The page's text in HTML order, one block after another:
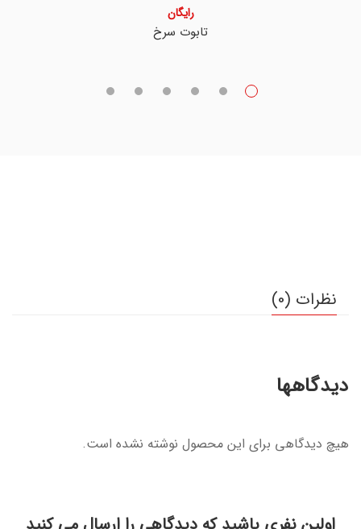
تابوت سرخ
رایگان
نظرات (0)
دیدگاهها
هیچ دیدگاهی برای این محصول نوشته نشده است.